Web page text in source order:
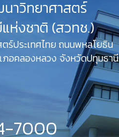
าวิทยาศาสตร์
แห่งชาติ (สวทช.)
ตร์ประเทศไทย ถนนพหลโยธิน
ภอคลองหลวง จังหวัดปทุมธานี
7000